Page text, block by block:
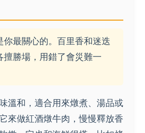
你最關心的。百里香和迷迭
擅勝場，用錯了會災難一
溫和，適合用來燉煮、湯品或
來做紅酒燉牛肉，慢慢釋放香